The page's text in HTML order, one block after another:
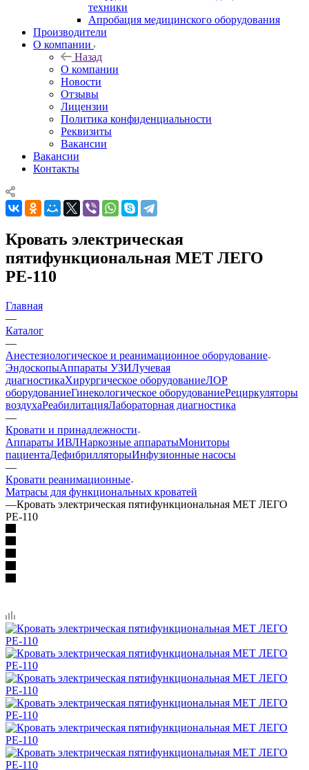
техники
Апробация медицинского оборудования
Производители
О компании
Назад
О компании
Новости
Отзывы
Лицензии
Политика конфиденциальности
Реквизиты
Вакансии
Вакансии
Контакты
Кровать электрическая
пятифункциональная MET ЛЕГО
РЕ-110
Главная
—
Каталог
—
Анестезиологическое и реанимационное оборудование
ЭндоскопыАппараты УЗИЛучевая
диагностикаХирургическое оборудованиеЛОР
оборудованиеГинекологическое оборудованиеРециркуляторы
воздухаРеабилитацияЛабораторная диагностика
—
Кровати и принадлежности
Аппараты ИВЛНаркозные аппаратыМониторы
пациентаДефибрилляторыИнфузионные насосы
—
Кровати реанимационные
Матрасы для функциональных кроватей
—Кровать электрическая пятифункциональная MET ЛЕГО
РЕ-110